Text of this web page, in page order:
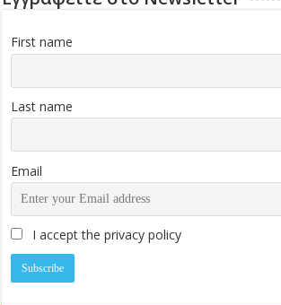
First name
Last name
Email
I accept the privacy policy